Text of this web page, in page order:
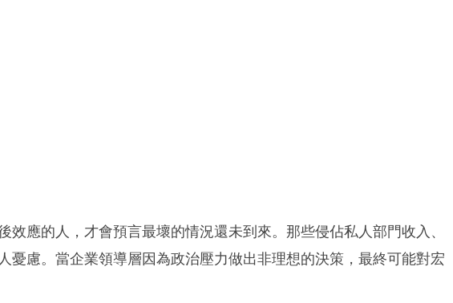
效應的人，才會預言最壞的情況還未到來。那些侵佔私人部門收入、
憂慮。當企業領導層因為政治壓力做出非理想的決策，最終可能對宏